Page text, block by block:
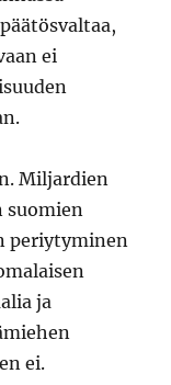
ei
Miljardien
suomien
periytyminen
ja
ei.